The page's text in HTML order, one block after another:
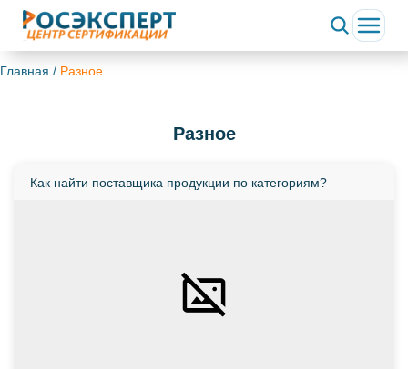
Главная / Разное
Разное
Как найти поставщика продукции по категориям?